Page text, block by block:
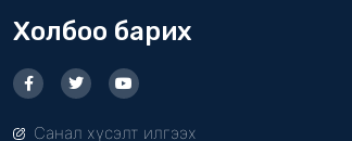
Холбоо барих
F
a
c
b
T
w
i
t
Y
o
u
u
Санал хүсэлт илгээх